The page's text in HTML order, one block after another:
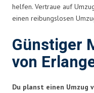
helfen. Vertraue auf
einen reibungslosen
Günstiger
von
Du planst einen Umzug